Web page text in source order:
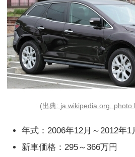
(出典: ja.wikipedia.org, photo
年式：2006年12月～2012年1
新車価格：295～366万円